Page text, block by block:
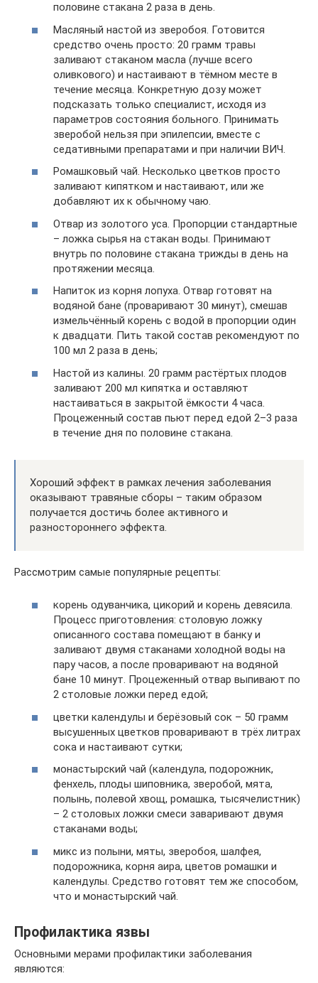
половине стакана 2 раза в день.
Масляный настой из зверобоя. Готовится
средство очень просто: 20 грамм травы
заливают стаканом масла (лучше всего
оливкового) и настаивают в тёмном месте в
течение месяца. Конкретную дозу может
подсказать только специалист, исходя из
параметров состояния больного. Принимать
зверобой нельзя при эпилепсии, вместе с
седативными препаратами и при наличии ВИЧ.
Ромашковый чай. Несколько цветков просто
заливают кипятком и настаивают, или же
добавляют их к обычному чаю.
Отвар из золотого уса. Пропорции стандартные
– ложка сырья на стакан воды. Принимают
внутрь по половине стакана трижды в день на
протяжении месяца.
Напиток из корня лопуха. Отвар готовят на
водяной бане (проваривают 30 минут), смешав
измельчённый корень с водой в пропорции один
к двадцати. Пить такой состав рекомендуют по
100 мл 2 раза в день;
Настой из калины. 20 грамм растёртых плодов
заливают 200 мл кипятка и оставляют
настаиваться в закрытой ёмкости 4 часа.
Процеженный состав пьют перед едой 2–3 раза
в течение дня по половине стакана.
Хороший эффект в рамках лечения заболевания
оказывают травяные сборы – таким образом
получается достичь более активного и
разностороннего эффекта.
Рассмотрим самые популярные рецепты:
корень одуванчика, цикорий и корень девясила.
Процесс приготовления: столовую ложку
описанного состава помещают в банку и
заливают двумя стаканами холодной воды на
пару часов, а после проваривают на водяной
бане 10 минут. Процеженный отвар выпивают по
2 столовые ложки перед едой;
цветки календулы и берёзовый сок – 50 грамм
высушенных цветков проваривают в трёх литрах
сока и настаивают сутки;
монастырский чай (календула, подорожник,
фенхель, плоды шиповника, зверобой, мята,
полынь, полевой хвощ, ромашка, тысячелистник)
– 2 столовых ложки смеси заваривают двумя
стаканами воды;
микс из полыни, мяты, зверобоя, шалфея,
подорожника, корня аира, цветов ромашки и
календулы. Средство готовят тем же способом,
что и монастырский чай.
Профилактика язвы
Основными мерами профилактики заболевания
являются: